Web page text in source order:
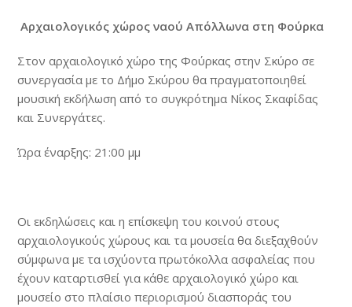
Αρχαιολογικός χώρος ναού Απόλλωνα στη Φούρκα
Στον αρχαιολογικό χώρο της Φούρκας στην Σκύρο σε
συνεργασία με το Δήμο Σκύρου θα πραγματοποιηθεί
μουσική εκδήλωση από το συγκρότημα Νίκος Σκαφίδας
και Συνεργάτες.
Ώρα έναρξης: 21:00 μμ
Οι εκδηλώσεις και η επίσκεψη του κοινού στους
αρχαιολογικούς χώρους και τα μουσεία θα διεξαχθούν
σύμφωνα με τα ισχύοντα πρωτόκολλα ασφαλείας που
έχουν καταρτισθεί για κάθε αρχαιολογικό χώρο και
μουσείο στο πλαίσιο περιορισμού διασποράς του